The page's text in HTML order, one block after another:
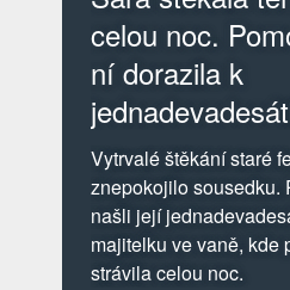
celou noc.
ní dorazila k
majitelce
Vytrvalé štěkání staré
znepokojilo sousedku.
našli její
majitelku ve vaně, kde
strávila celou noc.